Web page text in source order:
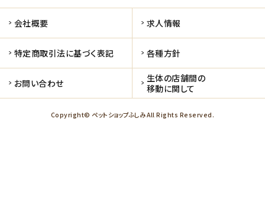
会社概要 求人情報
特定商取引法に基づく表記 各種方針
お問い合わせ
生体の店舗間の
移動に関して
Copyright© ペットショップふしみ All Rights Reserved.